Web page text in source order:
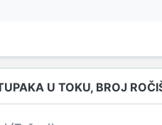
U TOKU, BROJ